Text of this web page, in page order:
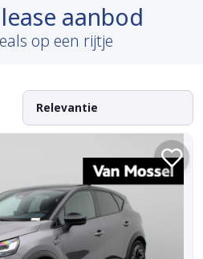
aanbod
op een rijtje